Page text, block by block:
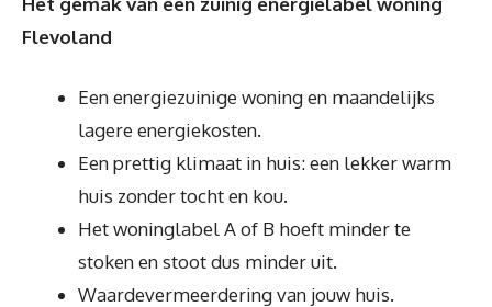
Flevoland
Een energiezuinige woning en maandelijks
lagere energiekosten.
Een prettig klimaat in huis: een lekker warm
huis zonder tocht en kou.
Het woninglabel A of B hoeft minder te
stoken en stoot dus minder uit.
Waardevermeerdering van jouw huis.